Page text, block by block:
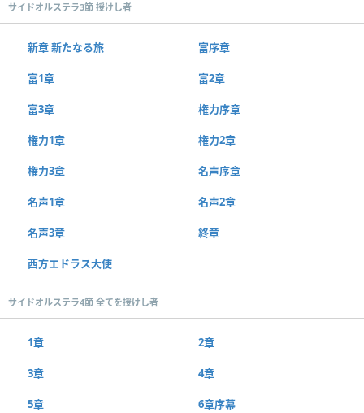
サイドオルステラ3節 授けし者
新章 新たなる旅 富序章
富1章 富2章
富3章 権力序章
権力1章 権力2章
権力3章 名声序章
名声1章 名声2章
名声3章 終章
西方エドラス大使
サイドオルステラ4節 全てを授けし者
1章 2章
3章 4章
5章 6章序幕